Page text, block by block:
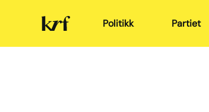
Kristelig
Folkeparti Politikk Partiet